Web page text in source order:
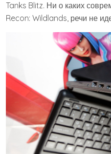
Tanks Blitz. Ни о каких
Recon: Wildlands, речи не